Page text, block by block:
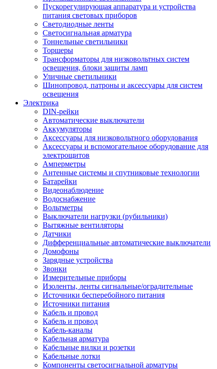
Пускорегулирующая аппаратура и устройства
питания световых приборов
Светодиодные ленты
Светосигнальная арматура
Тоннельные светильники
Торшеры
Трансформаторы для низковольтных систем
освещения, блоки защиты ламп
Уличные светильники
Шинопровод, патроны и аксессуары для систем
освещения
Электрика
DIN-рейки
Автоматические выключатели
Аккумуляторы
Аксессуары для низковольтного оборудования
Аксессуары и вспомогательное оборудование для
электрощитов
Амперметры
Антенные системы и спутниковые технологии
Батарейки
Видеонаблюдение
Водоснабжение
Вольтметры
Выключатели нагрузки (рубильники)
Вытяжные вентиляторы
Датчики
Дифференциальные автоматические выключатели
Домофоны
Зарядные устройства
Звонки
Измерительные приборы
Изоленты, ленты сигнальные/оградительные
Источники бесперебойного питания
Источники питания
Кабель и провод
Кабель и провод
Кабель-каналы
Кабельная арматура
Кабельные вилки и розетки
Кабельные лотки
Компоненты светосигнальной арматуры